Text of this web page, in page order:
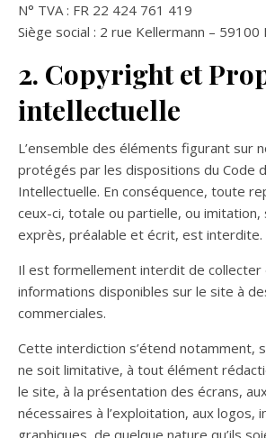
N° TVA : FR 22 424 761 419
Siège social : 2 rue Kellermann – 59100
2. Copyright et
intellectuelle
L’ensemble des éléments figurant sur
protégés par les dispositions du Code
Intellectuelle. En conséquence, toute
ceux-ci, totale ou partielle, ou imitation,
exprès, préalable et écrit, est interdite.
Il est formellement interdit de collecter
informations disponibles sur le site à
commerciales.
Cette interdiction s’étend notamment,
ne soit limitative, à tout élément
le site, à la présentation des écrans,
nécessaires à l’exploitation, aux logos,
graphiques, de quelque nature qu’ils